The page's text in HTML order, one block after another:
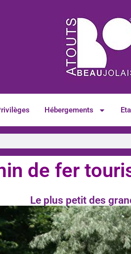
Hébergements
de fer
Le plus petit des